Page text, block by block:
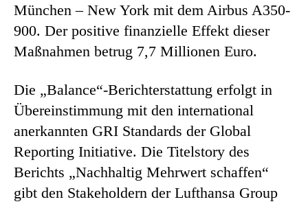
München – New York mit dem Airbus A350-
900. Der positive finanzielle Effekt dieser
Maßnahmen betrug 7,7 Millionen Euro.
Die „Balance“-Berichterstattung erfolgt in
Übereinstimmung mit den international
anerkannten GRI Standards der Global
Reporting Initiative. Die Titelstory des
Berichts „Nachhaltig Mehrwert schaffen“
gibt den Stakeholdern der Lufthansa Group